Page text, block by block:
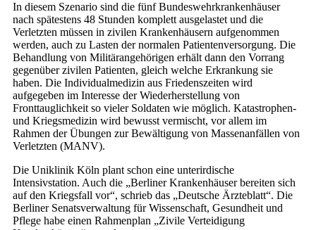
In diesem Szenario sind die fünf Bundeswehrkrankenhäuser
nach spätestens 48 Stunden komplett ausgelastet und die
Verletzten müssen in zivilen Krankenhäusern aufgenommen
werden, auch zu Lasten der normalen Patientenversorgung. Die
Behandlung von Militärangehörigen erhält dann den Vorrang
gegenüber zivilen Patienten, gleich welche Erkrankung sie
haben. Die Individualmedizin aus Friedenszeiten wird
aufgegeben im Inte­resse der Wiederherstellung von
Fronttauglichkeit so vieler Soldaten wie möglich. Katastrophen-
und Kriegsmedizin wird bewusst vermischt, vor allem im
Rahmen der Übungen zur Bewältigung von Massenanfällen von
Verletzten (MANV).
Die Uniklinik Köln plant schon eine unterirdische
Intensivstation. Auch die „Berliner Krankenhäuser bereiten sich
auf den Kriegsfall vor“, schrieb das „Deutsche Ärzteblatt“. Die
Berliner Senatsverwaltung für Wissenschaft, Gesundheit und
Pflege habe einen Rahmenplan „Zivile Verteidigung